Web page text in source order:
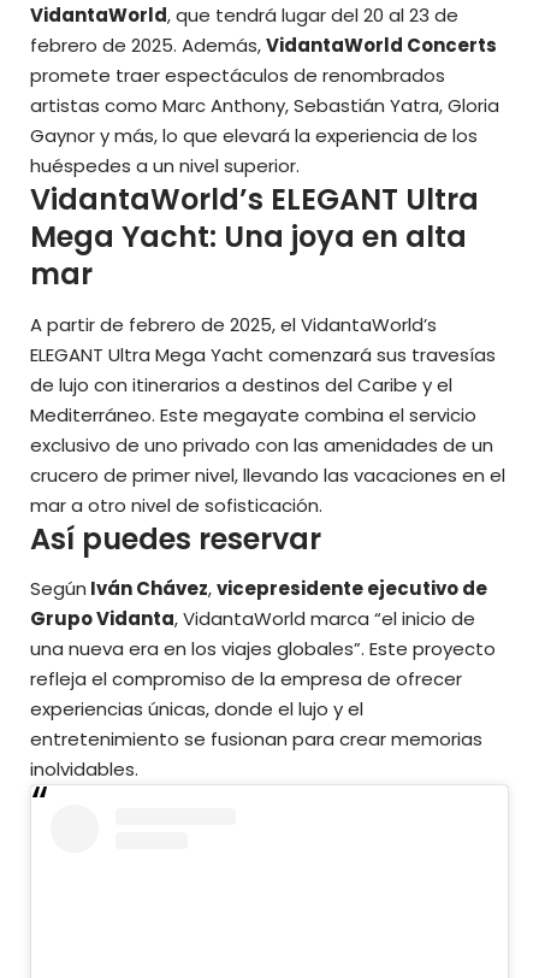
VidantaWorld, que tendrá lugar del 20 al 23 de
febrero de 2025. Además,VidantaWorld Concerts
promete traer espectáculos de renombrados
artistas como Marc Anthony, Sebastián Yatra, Gloria
Gaynor y más, lo que elevará la experiencia de los
huéspedes a un nivel superior.
VidantaWorld’s ELEGANT Ultra
Mega Yacht: Una joya en alta
mar
A partir de febrero de 2025, el VidantaWorld’s
ELEGANT Ultra Mega Yacht comenzará sus travesías
de lujo con itinerarios a destinos del Caribe y el
Mediterráneo. Este megayate combina el servicio
exclusivo de uno privado con las amenidades de un
crucero de primer nivel, llevando las vacaciones en el
mar a otro nivel de sofisticación.
Así puedes reservar
Según Iván Chávez,vicepresidente ejecutivo de
Grupo Vidanta, VidantaWorld marca “el inicio de
una nueva era en los viajes globales”. Este proyecto
refleja el compromiso de la empresa de ofrecer
experiencias únicas, donde el lujo y el
entretenimiento se fusionan para crear memorias
inolvidables.